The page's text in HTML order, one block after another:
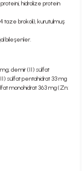
hidrolize protein
taze brokoli), kurutulmuş
bileşenler.
mg; demir (II) sülfat
sülfat pentahidrat 33 mg
monohidrat 363 mg (Zn: